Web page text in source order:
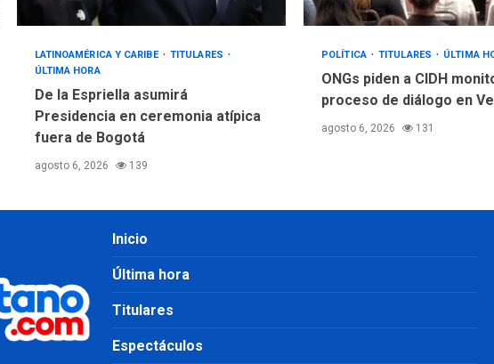
LATINOAMÉRICA Y CARIBE
TITULARES
ÚLTIMA HORA
De la Espriella asumirá
Presidencia en ceremonia atípica
fuera de Bogotá
agosto 6, 2026 139
POLÍTICA TITULARES ÚLTIMA
ONGs piden a CIDH
proceso de diálogo en
agosto 6, 2026 131
Inicio
Última hora
Titulares
Espectáculos